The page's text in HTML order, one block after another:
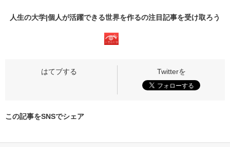
人生の大学|個人が活躍できる世界を作るの注目記事を受け取ろう
この記事をSNSでシェア